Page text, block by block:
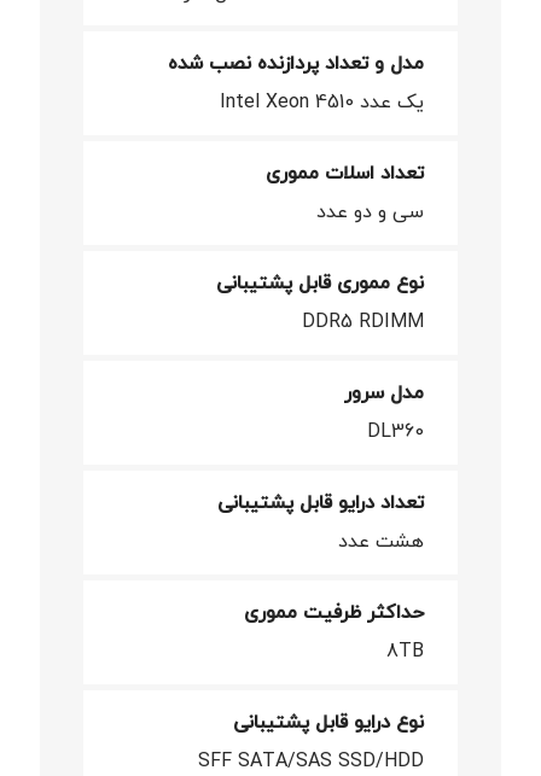
مدل و تعداد پردازنده نصب شده
یک عدد Intel Xeon 4510
تعداد اسلات مموری
سی و دو عدد
نوع مموری قابل پشتیبانی
DDR5 RDIMM
مدل سرور
DL360
تعداد درایو قابل پشتیبانی
هشت عدد
حداکثر ظرفیت مموری
8TB
نوع درایو قابل پشتیبانی
SFF SATA/SAS SSD/HDD